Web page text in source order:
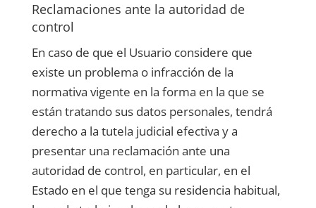
Reclamaciones ante la autoridad de
control
En caso de que el Usuario considere que
existe un problema o infracción de la
normativa vigente en la forma en la que se
están tratando sus datos personales, tendrá
derecho a la tutela judicial efectiva y a
presentar una reclamación ante una
autoridad de control, en particular, en el
Estado en el que tenga su residencia habitual,